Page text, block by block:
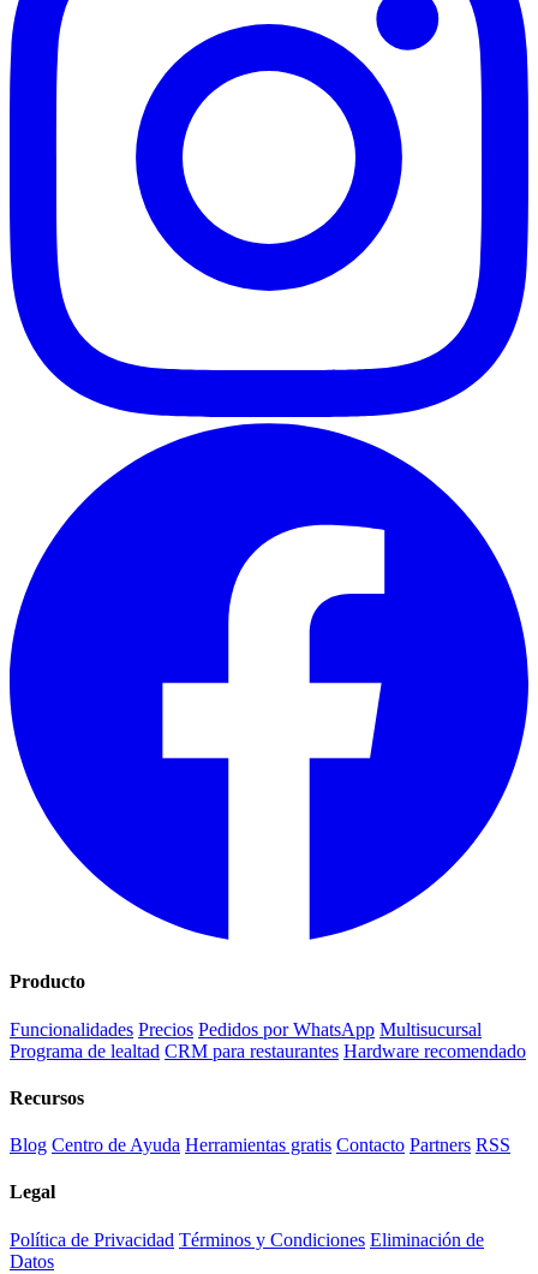
Producto
Funcionalidades Precios Pedidos por WhatsApp Multisucursal
Programa de lealtad CRM para restaurantes Hardware recomendado
Recursos
Blog Centro de Ayuda Herramientas gratis Contacto Partners RSS
Legal
Política de Privacidad Términos y Condiciones Eliminación de
Datos